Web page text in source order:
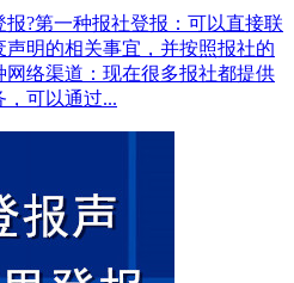
?第一种报社登报：可以直接联
明的相关事宜，并按照报社的
络渠道：现在很多报社都提供
，可以通过...